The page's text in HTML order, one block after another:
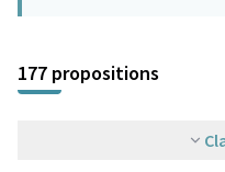
177 propositions